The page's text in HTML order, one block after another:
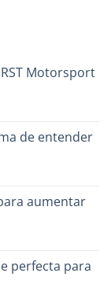
Motorsport
de entender
aumentar
perfecta para